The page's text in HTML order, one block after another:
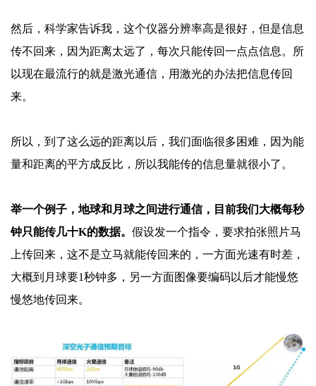
然后，科学家告诉我，这个仪器分辨率高是很好，但是信息
传不回来，因为距离太远了，每次只能传回一点点信息。所
以现在最流行的就是激光通信，用激光的办法把信息传回
来。
所以，到了这么远的距离以后，我们面临很多困难，因为能
量和距离的平方成反比，所以我能传的信息量就很小了。
举一个例子，地球和月球之间进行通信，目前我们大概每秒
钟只能传几十K的数据。 假设发一个指令，要求拍张照片马
上传回来，这不是立马就能传回来的，一方面光速有时差，
大概到月球要1秒钟多，另一方面图像要编码以后才能慢悠
慢悠地传回来。